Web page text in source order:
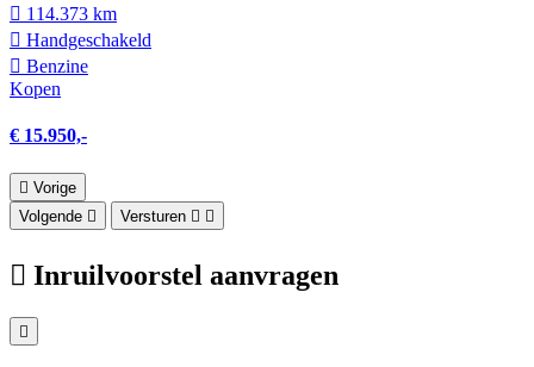
114.373 km
Hand­geschakeld
Benzine
Kopen
€ 15.950,-
Vorige
Volgende
Versturen
Inruilvoorstel aanvragen